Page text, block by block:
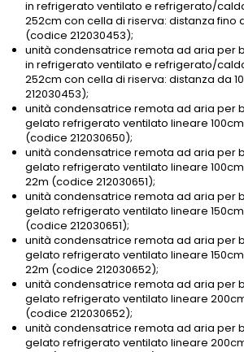
in refrigerato ventilato e refrigerato/
252cm con cella di riserva: distanza fino
(codice 212030453);
unità condensatrice remota ad aria per
in refrigerato ventilato e refrigerato/
252cm con cella di riserva: distanza da
212030453);
unità condensatrice remota ad aria per
gelato refrigerato ventilato lineare
(codice 212030650);
unità condensatrice remota ad aria per
gelato refrigerato ventilato lineare
22m (codice 212030651);
unità condensatrice remota ad aria per
gelato refrigerato ventilato lineare
(codice 212030651);
unità condensatrice remota ad aria per
gelato refrigerato ventilato lineare
22m (codice 212030652);
unità condensatrice remota ad aria per
gelato refrigerato ventilato lineare
(codice 212030652);
unità condensatrice remota ad aria per
gelato refrigerato ventilato lineare